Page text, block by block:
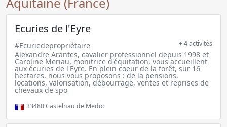
Ecuries de l'Eyre
#Ecuriedepropriétaire + 4 activités
Alexandre Arantes, cavalier professionnel depuis 1998 et
Caroline Meriau, monitrice d'équitation, vous accueillent
aux écuries de l'Eyre. En plein coeur de la forêt, sur 16
hectares, nous vous proposons : de la pensions,
locations, valorisation, débourrage, ventes et reprises de
chevaux de spo
33480Castelnau de Medoc